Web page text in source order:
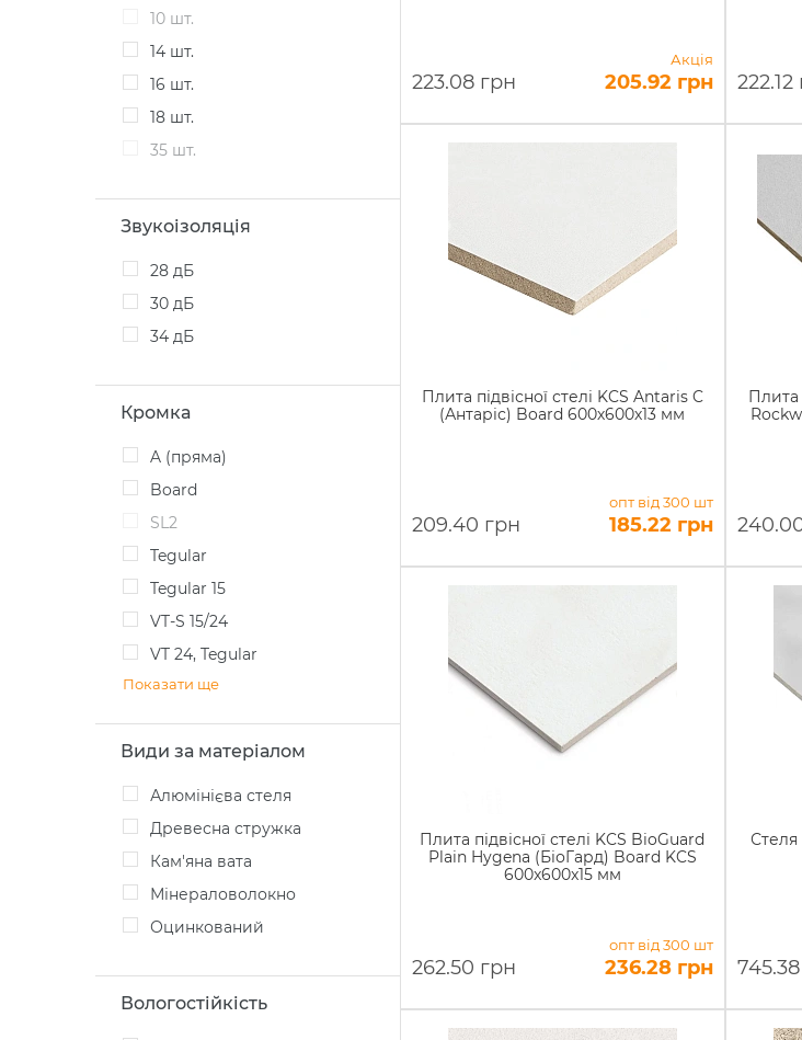
10 шт.
14 шт.
16 шт.
18 шт.
35 шт.
Звукоізоляція
28 дБ
30 дБ
34 дБ
Кромка
A (пряма)
Board
SL2
Tegular
Tegular 15
VT-S 15/24
VT 24, Tegular
Показати ще
Види за матеріалом
Алюмінієва стеля
Древесна стружка
Кам'яна вата
Мінераловолокно
Оцинкований
Вологостійкість
223.08 грн
Акція
205.92 грн 222.12
Плита підвісної стелі KCS Antaris C
(Антаріс) Board 600х600х13 мм
209.40 грн
опт від 300 шт
185.22 грн
Плита
Плита підвісної стелі KCS BioGuard
Plain Hygena (БіоГард) Board KCS
600x600x15 мм
262.50 грн
опт від 300 шт
236.28 грн
Стеля